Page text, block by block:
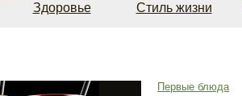
Здоровье Стиль жизни
Первые блюда